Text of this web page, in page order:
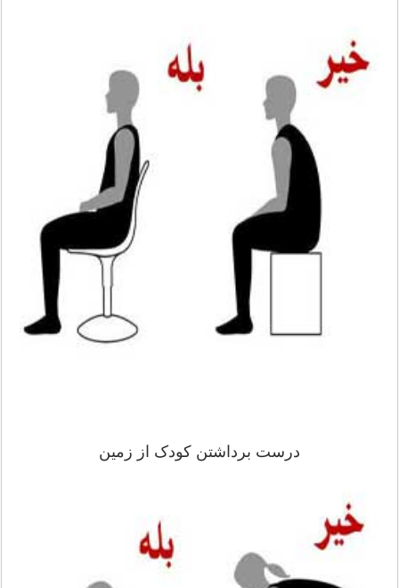
درست برداشتن کودک از زمین